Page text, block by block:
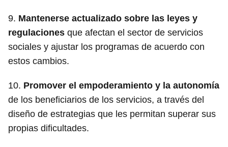
9. Mantenerse actualizado sobre las leyes y
regulaciones que afectan el sector de servicios
sociales y ajustar los programas de acuerdo con
estos cambios.
10. Promover el empoderamiento y la autonomía
de los beneficiarios de los servicios, a través del
diseño de estrategias que les permitan superar sus
propias dificultades.